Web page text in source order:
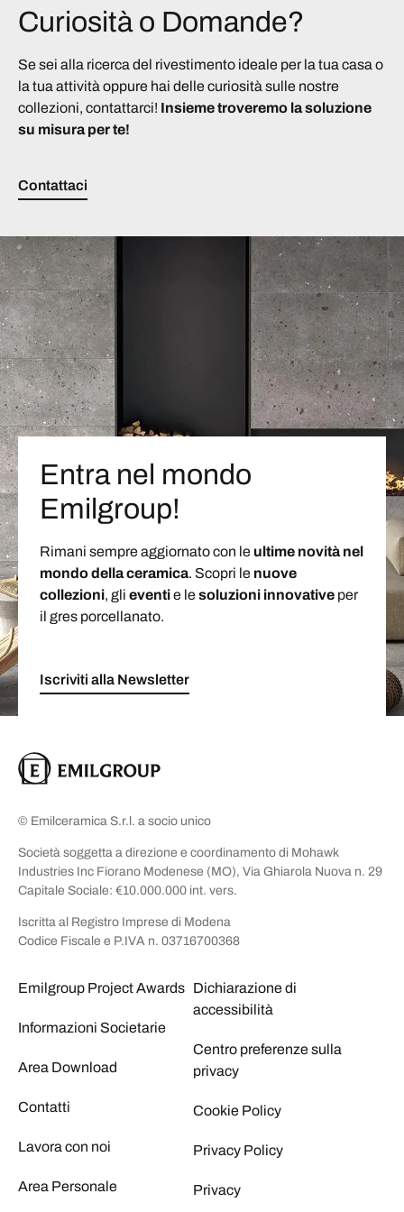
Curiosità o Domande?
Se sei alla ricerca del rivestimento ideale per la tua casa o
la tua attività oppure hai delle curiosità sulle nostre
collezioni, contattarci! Insieme troveremo la soluzione
su misura per te!
Contattaci
Entra nel mondo
Emilgroup!
Rimani sempre aggiornato con le ultime novità nel
mondo della ceramica. Scopri le nuove
collezioni, gli eventie lesoluzioni innovative per
il gres porcellanato.
Iscriviti alla Newsletter
© Emilceramica S.r.l. a socio unico
Società soggetta a direzione e coordinamento di Mohawk
Industries Inc Fiorano Modenese (MO), Via Ghiarola Nuova n. 29
Capitale Sociale: €10.000.000 int. vers.
Iscritta al Registro Imprese di Modena
Codice Fiscale e P.IVA n. 03716700368
Emilgroup Project Awards
Informazioni Societarie
Area Download
Contatti
Lavora con noi
Area Personale
Dichiarazione di
accessibilità
Centro preferenze sulla
privacy
Cookie Policy
Privacy Policy
Privacy